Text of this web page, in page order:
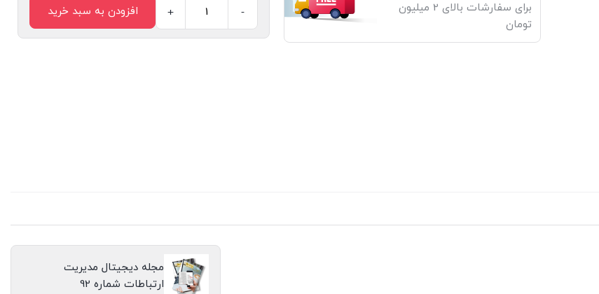
برای سفارشات بالای 2 میلیون
تومان
دیجیتال
-
+ افزودن به سبد خرید
مجله دیجیتال مدیریت
ارتباطات شماره 92